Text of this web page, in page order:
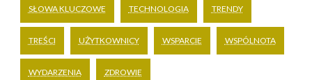
SŁOWA KLUCZOWE TECHNOLOGIA TRENDY
TREŚCI UŻYTKOWNICY WSPARCIE WSPÓLNOTA
WYDARZENIA ZDROWIE